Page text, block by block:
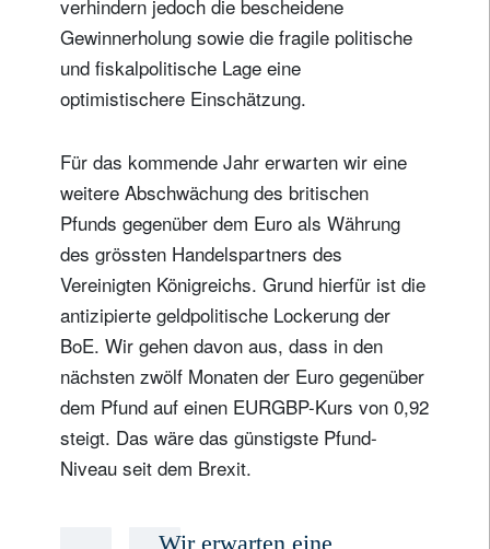
verhindern jedoch die bescheidene
Gewinnerholung sowie die fragile politische
und fiskalpolitische Lage eine
optimistischere Einschätzung.
Für das kommende Jahr erwarten wir eine
weitere Abschwächung des britischen
Pfunds gegenüber dem Euro als Währung
des grössten Handelspartners des
Vereinigten Königreichs. Grund hierfür ist die
antizipierte geldpolitische Lockerung der
BoE. Wir gehen davon aus, dass in den
nächsten zwölf Monaten der Euro gegenüber
dem Pfund auf einen EURGBP-Kurs von 0,92
steigt. Das wäre das günstigste Pfund-
Niveau seit dem Brexit.
Wir erwarten eine